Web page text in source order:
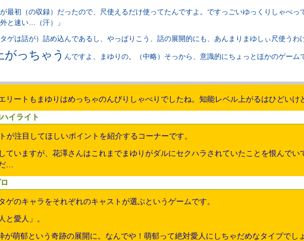
最初（の収録）だったので、尺使えるだけ使ってたんですよ。ですっごいゆっくりしゃべ
と速い…（汗）」
ゲは話が）詰め込んであるし、やっぱりこう、話の展開的にも、あんまりまゆしぃ尺使うわ
がっちゃう んですよ、まゆりの。（中略）そっから、意識的にちょっとほかのゲーム
リートもまゆりはめっちゃのんびりしゃべりでしたね。知能レベル上がるはひどいけ
イライト
が注目してほしいポイントを紹介するコーナーです。
ていますが、花澤さんはこれまでまゆりがダルにセクハラされていたことを恨んで
…
ゲのキャラをそれぞれのキャストが選ぶというゲームです。
と愛人」。
が萌郁という奇跡の展開に。なんでや！萌郁って絶対愛人にしちゃだめなタイプで